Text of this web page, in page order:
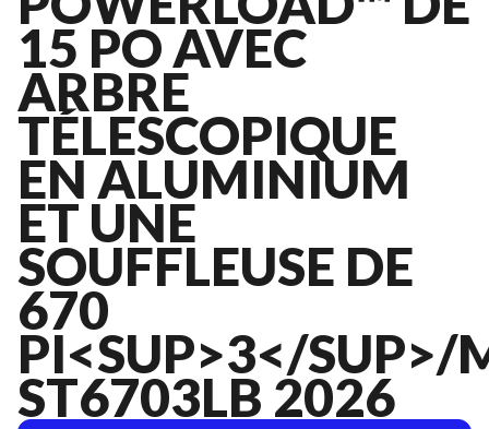
15 PO AVEC
ARBRE
TÉLESCOPIQUE
EN ALUMINIUM
ET UNE
SOUFFLEUSE DE
670
PI<SUP>3</SUP>/
ST6703LB 2026